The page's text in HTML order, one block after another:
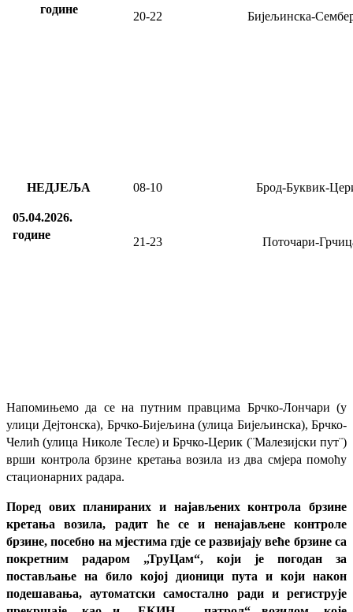
године
20-22 Бијељинска-
НЕДЈЕЉА
05.04.2026.
године
08-10 Брод-Буквик-
21-23 Поточари-
Напомињемо да се на путним правцима Брчко-Лончари (у
улици Дејтонска), Брчко-Бијељина (улица Бијељинска), Брчко-
Челић (улица Николе Тесле) и Брчко-Церик (¨Малезијски пут¨)
врши контрола брзине кретања возила из два смјера помоћу
стационарних радара.
Поред ових планираних и најављених контрола брзине
кретања возила, радит ће се и ненајављене контроле
брзине, посебно на мјестима гдје се развијају веће брзине са
покретним радаром „ТруЦам“, који је погодан за
постављање на било којој дионици пута и који након
подешавања, аутоматски самостално ради и региструје